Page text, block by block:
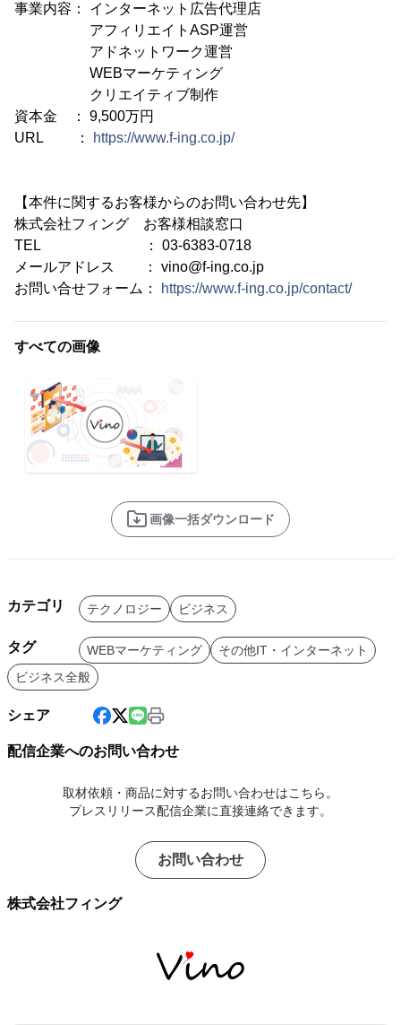
事業内容： インターネット広告代理店
アフィリエイトASP運営
アドネットワーク運営
WEBマーケティング
クリエイティブ制作
資本金 ： 9,500万円
URL ：
https://www.f-ing.co.jp/
【本件に関するお客様からのお問い合わせ先】
株式会社フィング お客様相談窓口
TEL ： 03-6383-0718
メールアドレス ： vino@f-ing.co.jp
お問い合せフォーム：
https://www.f-ing.co.jp/contact/
すべての画像
画像一括ダウンロード
カテゴリ テクノロジー ビジネス
タグ WEBマーケティング
その他IT・インターネット
ビジネス全般
シェア
配信企業へのお問い合わせ
取材依頼・商品に対するお問い合わせはこちら。
プレスリリース配信企業に直接連絡できます。
お問い合わせ
株式会社フィング